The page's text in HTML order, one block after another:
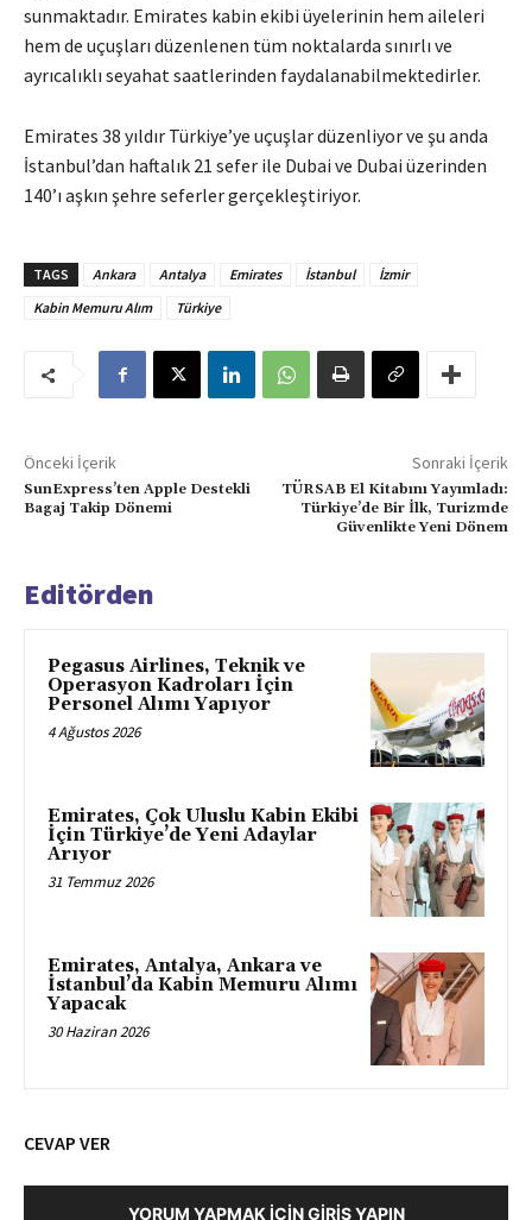
sunmaktadır. Emirates kabin ekibi üyelerinin hem aileleri
hem de uçuşları düzenlenen tüm noktalarda sınırlı ve
ayrıcalıklı seyahat saatlerinden faydalanabilmektedirler.
Emirates 38 yıldır Türkiye’ye uçuşlar düzenliyor ve şu anda
İstanbul’dan haftalık 21 sefer ile Dubai ve Dubai üzerinden
140’ı aşkın şehre seferler gerçekleştiriyor.
TAGS Ankara Antalya Emirates İstanbul
İzmir
Kabin Memuru Alım
Türkiye
Önceki İçerik
SunExpress’ten Apple Destekli
Bagaj Takip Dönemi
Sonraki İçerik
TÜRSAB El Kitabını Yayımladı:
Türkiye’de Bir İlk, Turizmde
Güvenlikte Yeni Dönem
Editörden
Pegasus Airlines, Teknik ve
Operasyon Kadroları İçin
Personel Alımı Yapıyor
4 Ağustos 2026
Emirates, Çok Uluslu Kabin Ekibi
İçin Türkiye’de Yeni Adaylar
Arıyor
31 Temmuz 2026
Emirates, Antalya, Ankara ve
İstanbul’da Kabin Memuru Alımı
Yapacak
30 Haziran 2026
CEVAP VER
YORUM YAPMAK İÇIN GIRIŞ YAPIN